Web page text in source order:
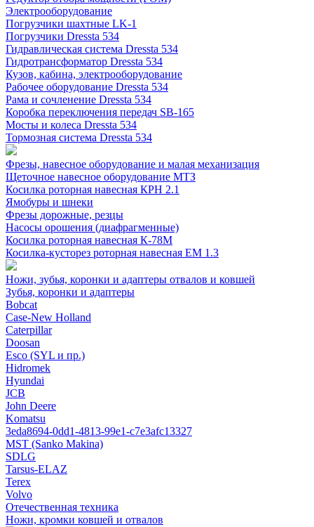
Электрооборудование
Погрузчики шахтные LK-1
Погрузчики Dressta 534
Гидравлическая система Dressta 534
Гидротрансформатор Dressta 534
Кузов, кабина, электрооборудование
Рабочее оборудование Dressta 534
Рама и сочленение Dressta 534
Коробка переключения передач SB-165
Мосты и колеса Dressta 534
Тормозная система Dressta 534
Фрезы, навесное оборудование и малая механизация
Щеточное навесное оборудование МТЗ
Косилка роторная навесная КРН 2.1
Ямобуры и шнеки
Фрезы дорожные, резцы
Насосы орошения (диафрагменные)
Косилка роторная навесная К-78М
Косилка-кусторез роторная навесная ЕМ 1.3
Ножи, зубья, коронки и адаптеры отвалов и ковшей
Зубья, коронки и адаптеры
Bobcat
Case-New Holland
Caterpillar
Doosan
Esco (SYL и пр.)
Hidromek
Hyundai
JCB
John Deere
Komatsu
3eda8694-0dd1-4813-99e1-c7e3afc13327
MST (Sanko Makina)
SDLG
Tarsus-ELAZ
Terex
Volvo
Отечественная техника
Ножи, кромки ковшей и отвалов